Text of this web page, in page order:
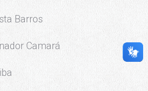
Barros
Camará